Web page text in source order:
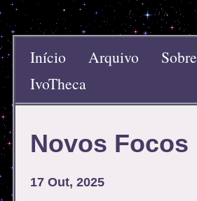
Início Arquivo
Sobre
IvoTheca
Novos Focos
17 Out, 2025